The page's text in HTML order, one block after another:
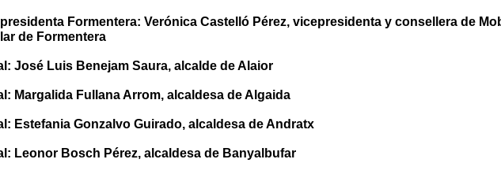
Formentera: Verónica Castelló Pérez, vicepresidenta y consellera de
de Formentera
José Luis Benejam Saura, alcalde de Alaior
Margalida Fullana Arrom, alcaldesa de Algaida
Estefania Gonzalvo Guirado, alcaldesa de Andratx
Leonor Bosch Pérez, alcaldesa de Banyalbufar